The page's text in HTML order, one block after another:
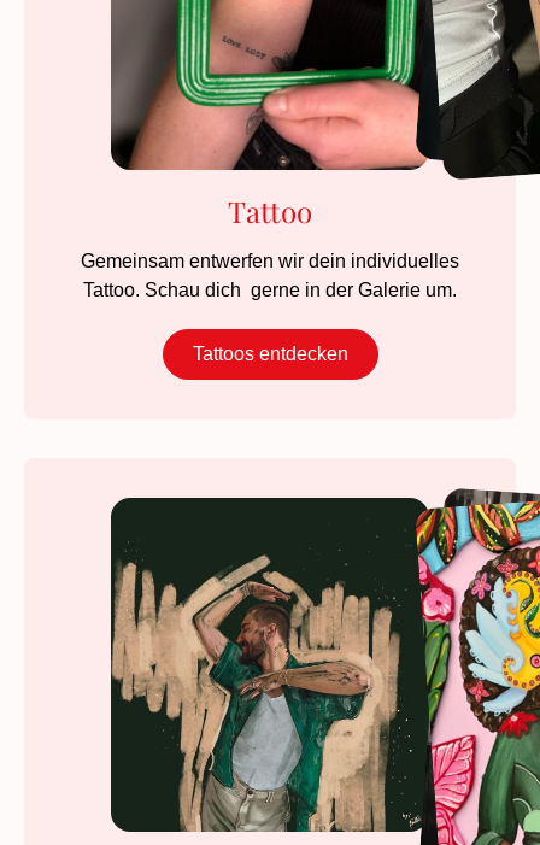
Tattoo
Gemeinsam entwerfen wir dein individuelles
Tattoo. Schau dich gerne in der Galerie um.
Tattoos entdecken